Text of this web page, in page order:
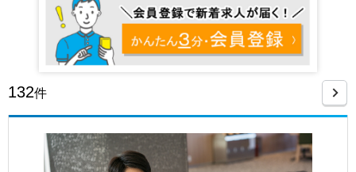
132件